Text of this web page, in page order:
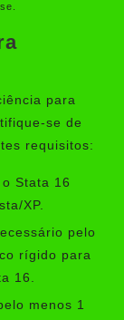
para
se de
requisitos:
Stata 16
XP.
pelo
rígido para
16.
menos 1